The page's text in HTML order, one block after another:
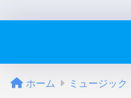
ホーム ミュージック